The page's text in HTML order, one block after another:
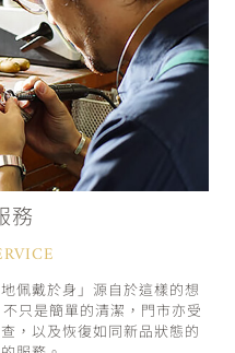
務
佩戴於身」源自於這樣的想
只是簡單的清潔，門市亦受
，以及恢復如同新品狀態的